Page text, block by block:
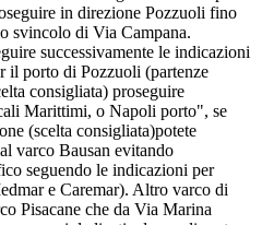
in direzione Pozzuoli fino
svincolo di Via Campana.
successivamente le indicazioni
il porto di Pozzuoli (partenze
consigliata) proseguire
Marittimi, o Napoli porto", se
(scelta consigliata)potete
varco Bausan evitando
seguendo le indicazioni per
e Caremar). Altro varco di
Pisacane che da Via Marina